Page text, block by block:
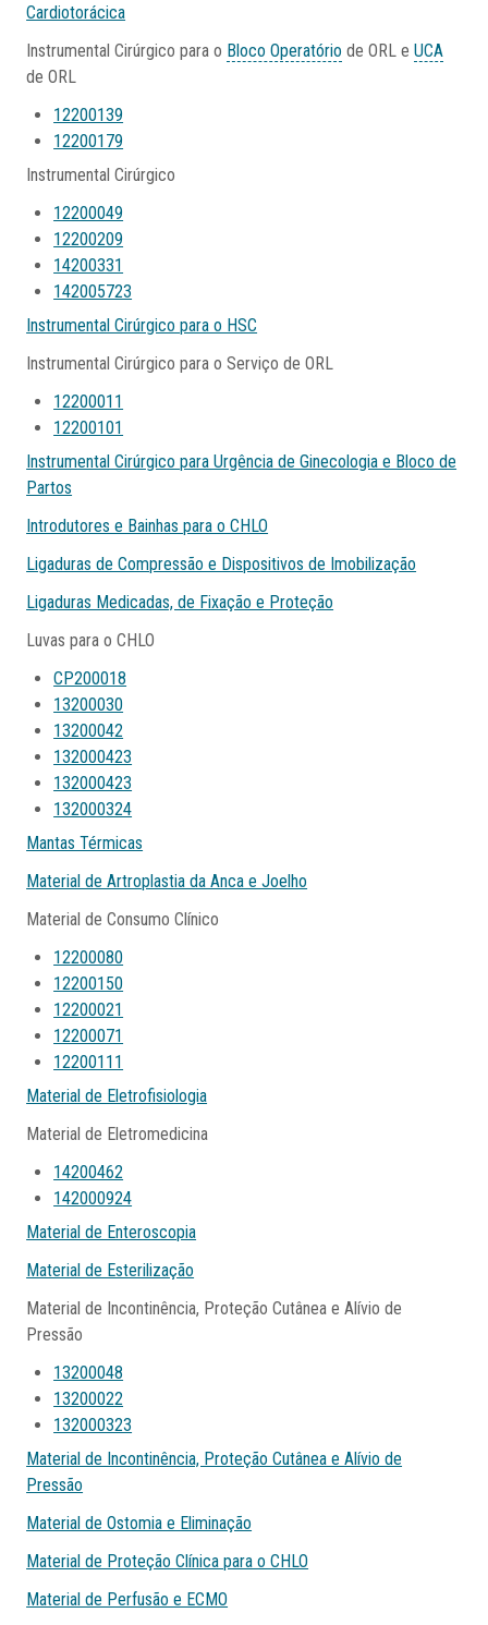
Cardiotorácica
Instrumental Cirúrgico para o Bloco Operatório de ORL eUCA
de ORL
12200139
12200179
Instrumental Cirúrgico
12200049
12200209
14200331
142005723
Instrumental Cirúrgico para o HSC
Instrumental Cirúrgico para o Serviço de ORL
12200011
12200101
Instrumental Cirúrgico para Urgência de Ginecologia e Bloco de
Partos
Introdutores e Bainhas para o CHLO
Ligaduras de Compressão e Dispositivos de Imobilização
Ligaduras Medicadas, de Fixação e Proteção
Luvas para o CHLO
CP200018
13200030
13200042
132000423
132000423
132000324
Mantas Térmicas
Material de Artroplastia da Anca e Joelho
Material de Consumo Clínico
12200080
12200150
12200021
12200071
12200111
Material de Eletrofisiologia
Material de Eletromedicina
14200462
142000924
Material de Enteroscopia
Material de Esterilização
Material de Incontinência, Proteção Cutânea e Alívio de
Pressão
13200048
13200022
132000323
Material de Incontinência, Proteção Cutânea e Alívio de
Pressão
Material de Ostomia e Eliminação
Material de Proteção Clínica para o CHLO
Material de Perfusão e ECMO